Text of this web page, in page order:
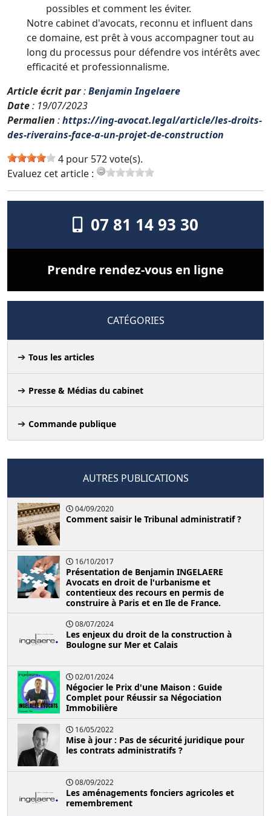
possibles et comment les éviter.
Notre cabinet d'avocats, reconnu et influent dans
ce domaine, est prêt à vous accompagner tout au
long du processus pour défendre vos intérêts avec
efficacité et professionnalisme.
Article écrit par:Benjamin Ingelaere
Date: 19/07/2023
Permalien :https://ing-avocat.legal/article/les-droits-
des-riverains-face-a-un-projet-de-construction
4 pour 572 vote(s).
Evaluez cet article :
07 81 14 93 30
Prendre rendez-vous en ligne
CATÉGORIES
Tous les articles
Presse & Médias du cabinet
Commande publique
AUTRES PUBLICATIONS
04/09/2020
Comment saisir le Tribunal administratif ?
16/10/2017
Présentation de Benjamin INGELAERE
Avocats en droit de l'urbanisme et
contentieux des recours en permis de
construire à Paris et en Ile de France.
08/07/2024
Les enjeux du droit de la construction à
Boulogne sur Mer et Calais
02/01/2024
Négocier le Prix d'une Maison : Guide
Complet pour Réussir sa Négociation
Immobilière
16/05/2022
Mise à jour : Pas de sécurité juridique pour
les contrats administratifs ?
08/09/2022
Les aménagements fonciers agricoles et
remembrement